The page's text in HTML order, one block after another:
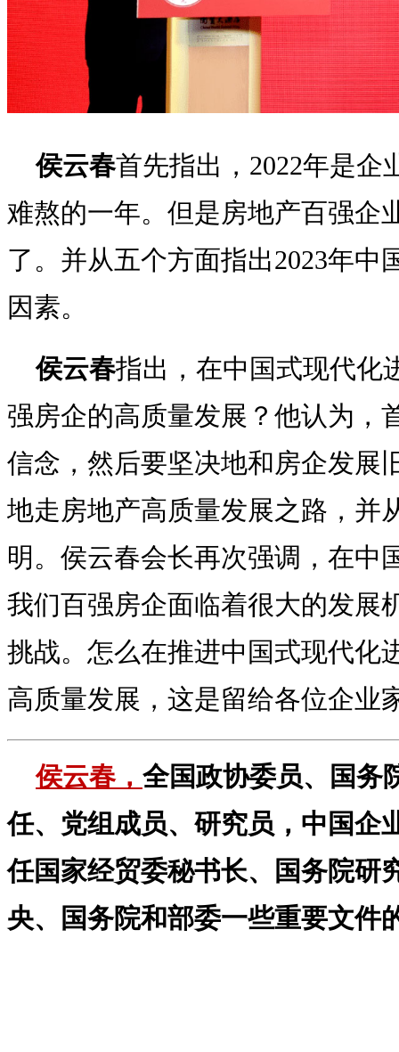
侯云春首先指出，2022年是企
难熬的一年。但是房地产百强企
了。并从五个方面指出2023年中
因素。
侯云春指出，在中国式现代化
强房企的高质量发展？他认为，
信念，然后要坚决地和房企发展
地走房地产高质量发展之路，并
明。侯云春会长再次强调，在中
我们百强房企面临着很大的发展
挑战。怎么在推进中国式现代化
高质量发展，这是留给各位企业
侯云春， 全国政协委员、国务
任、党组成员、研究员，中国企
任国家经贸委秘书长、国务院研
央、国务院和部委一些重要文件